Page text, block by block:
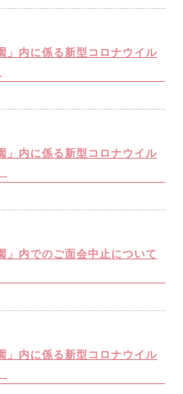
」内に係る新型コロナウイル
」内に係る新型コロナウイル
」内でのご面会中止について
」内に係る新型コロナウイル